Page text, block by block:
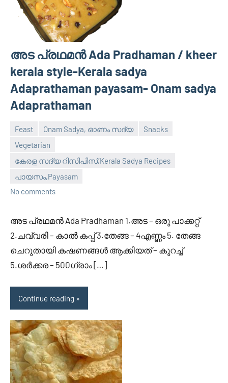
അട പ്രഥമന്‍ Ada Pradhaman / kheer
kerala style-Kerala sadya
Adaprathaman payasam- Onam sadya
Adaprathaman
Feast Onam Sadya, ഓണം സദ്യ
Snacks
Vegetarian
കേരള സദ്യ റിസിപിസ്,Kerala Sadya Recipes
പായസം,Payasam
February
25,
2012
Divya
No comments
അട പ്രഥമന്‍ Ada Pradhaman 1.അട – ഒരു പാക്കറ്റ്‌
2.ചവ്വരി – കാല്‍ കപ്പ്‌ 3.തേങ്ങ – 4എണ്ണം 5. തേങ്ങ
ചെറുതായി കഷണങ്ങള്‍ ആക്കിയത് – കുറച്ച്‌
5.ശര്‍ക്കര – 500ഗ്രാം […]
Continue reading